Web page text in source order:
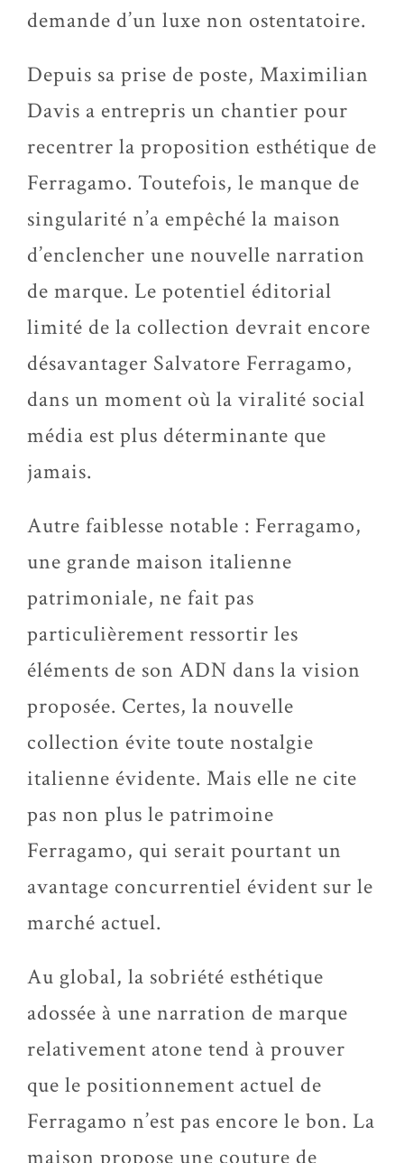
demande d’un luxe non ostentatoire.
Depuis sa prise de poste, Maximilian
Davis a entrepris un chantier pour
recentrer la proposition esthétique de
Ferragamo. Toutefois, le manque de
singularité n’a empêché la maison
d’enclencher une nouvelle narration
de marque. Le potentiel éditorial
limité de la collection devrait encore
désavantager Salvatore Ferragamo,
dans un moment où la viralité social
média est plus déterminante que
jamais.
Autre faiblesse notable : Ferragamo,
une grande maison italienne
patrimoniale, ne fait pas
particulièrement ressortir les
éléments de son ADN dans la vision
proposée. Certes, la nouvelle
collection évite toute nostalgie
italienne évidente. Mais elle ne cite
pas non plus le patrimoine
Ferragamo, qui serait pourtant un
avantage concurrentiel évident sur le
marché actuel.
Au global, la sobriété esthétique
adossée à une narration de marque
relativement atone tend à prouver
que le positionnement actuel de
Ferragamo n’est pas encore le bon. La
maison propose une couture de